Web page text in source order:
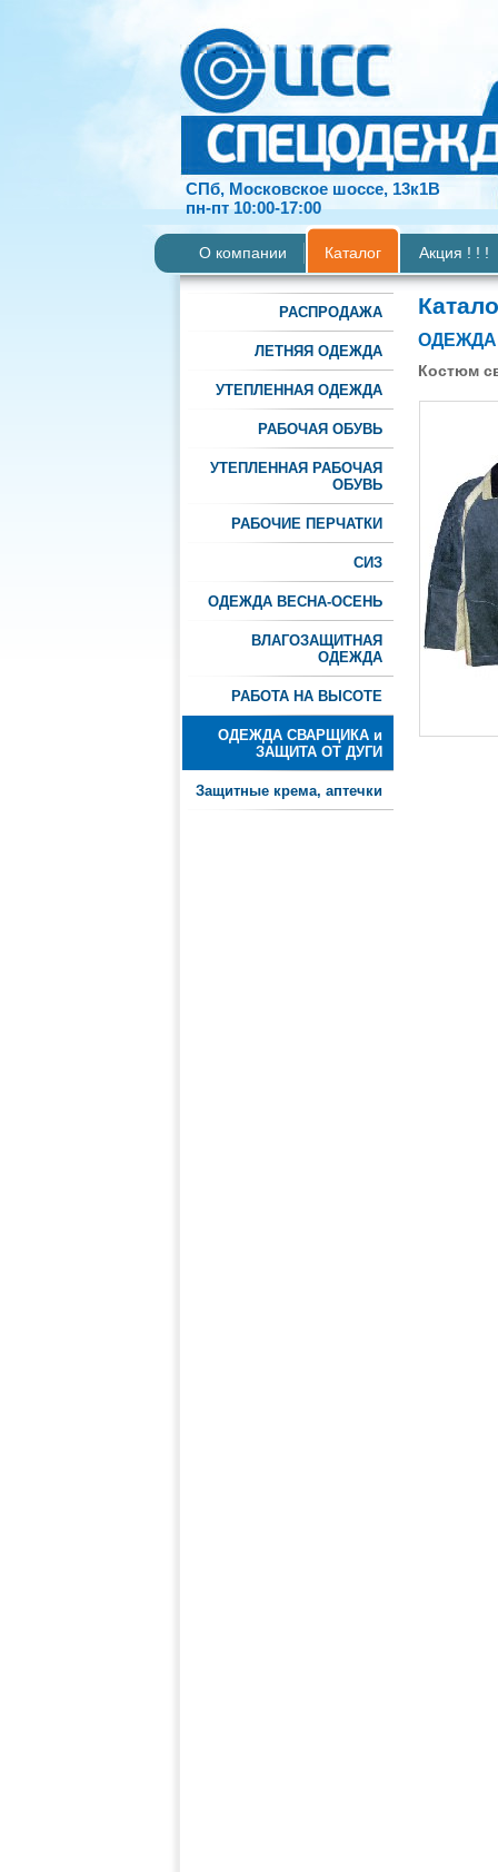
СПб, Московское шоссе, 13к1В
пн-пт 10:00-17:00
О компании Каталог Акция ! ! !
РАСПРОДАЖА
ЛЕТНЯЯ ОДЕЖДА
УТЕПЛЕННАЯ ОДЕЖДА
РАБОЧАЯ ОБУВЬ
УТЕПЛЕННАЯ РАБОЧАЯ
ОБУВЬ
РАБОЧИЕ ПЕРЧАТКИ
СИЗ
ОДЕЖДА ВЕСНА-ОСЕНЬ
ВЛАГОЗАЩИТНАЯ
ОДЕЖДА
РАБОТА НА ВЫСОТЕ
ОДЕЖДА СВАРЩИКА и
ЗАЩИТА ОТ ДУГИ
Защитные крема, аптечки
ОДЕЖДА
Костюм